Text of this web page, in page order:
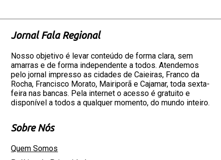
Jornal Fala Regional
Nosso objetivo é levar conteúdo de forma clara, sem
amarras e de forma independente a todos. Atendemos
pelo jornal impresso as cidades de Caieiras, Franco da
Rocha, Francisco Morato, Mairiporã e Cajamar, toda sexta-
feira nas bancas. Pela internet o acesso é gratuito e
disponível a todos a qualquer momento, do mundo inteiro.
Sobre Nós
Quem Somos